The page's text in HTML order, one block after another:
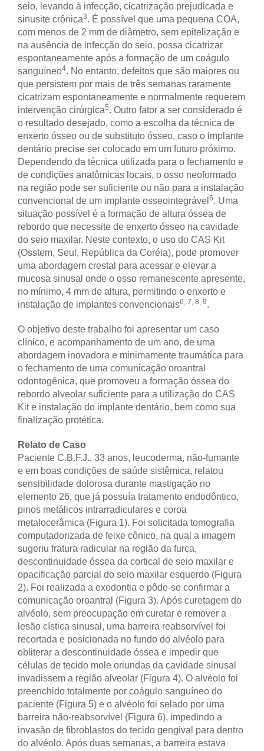
seio, levando à infecção, cicatrização prejudicada e
sinusite crônica3. É possível que uma pequena COA,
com menos de 2 mm de diâmetro, sem epitelização e
na ausência de infecção do seio, possa cicatrizar
espontaneamente após a formação de um coágulo
sanguíneo4. No entanto, defeitos que são maiores ou
que persistem por mais de três semanas raramente
cicatrizam espontaneamente e normalmente requerem
intervenção cirúrgica5. Outro fator a ser considerado é
o resultado desejado, como a escolha da técnica de
enxerto ósseo ou de substituto ósseo, caso o implante
dentário precise ser colocado em um futuro próximo.
Dependendo da técnica utilizada para o fechamento e
de condições anatômicas locais, o osso neoformado
na região pode ser suficiente ou não para a instalação
convencional de um implante osseointegrável 6. Uma
situação possível é a formação de altura óssea de
rebordo que necessite de enxerto ósseo na cavidade
do seio maxilar. Neste contexto, o uso do CAS Kit
(Osstem, Seul, República da Coréia), pode promover
uma abordagem crestal para acessar e elevar a
mucosa sinusal onde o osso remanescente apresente,
no mínimo, 4 mm de altura, permitindo o enxerto e
instalação de implantes convencionais6, 7, 8, 9.
O objetivo deste trabalho foi apresentar um caso
clínico, e acompanhamento de um ano, de uma
abordagem inovadora e minimamente traumática para
o fechamento de uma comunicação oroantral
odontogênica, que promoveu a formação óssea do
rebordo alveolar suficiente para a utilização do CAS
Kit e instalação do implante dentário, bem como sua
finalização protética.
Relato de Caso
Paciente C.B.F.J., 33 anos, leucoderma, não-fumante
e em boas condições de saúde sistêmica, relatou
sensibilidade dolorosa durante mastigação no
elemento 26, que já possuía tratamento endodôntico,
pinos metálicos intrarradiculares e coroa
metalocerâmica (Figura 1). Foi solicitada tomografia
computadorizada de feixe cônico, na qual a imagem
sugeriu fratura radicular na região da furca,
descontinuidade óssea da cortical de seio maxilar e
opacificação parcial do seio maxilar esquerdo (Figura
2). Foi realizada a exodontia e pôde-se confirmar a
comunicação oroantral (Figura 3). Após curetagem do
alvéolo, sem preocupação em curetar e remover a
lesão cística sinusal, uma barreira reabsorvível foi
recortada e posicionada no fundo do alvéolo para
obliterar a descontinuidade óssea e impedir que
células de tecido mole oriundas da cavidade sinusal
invadissem a região alveolar (Figura 4). O alvéolo foi
preenchido totalmente por coágulo sanguíneo do
paciente (Figura 5) e o alvéolo foi selado por uma
barreira não-reabsorvível (Figura 6), impedindo a
invasão de fibroblastos do tecido gengival para dentro
do alvéolo. Após duas semanas, a barreira estava